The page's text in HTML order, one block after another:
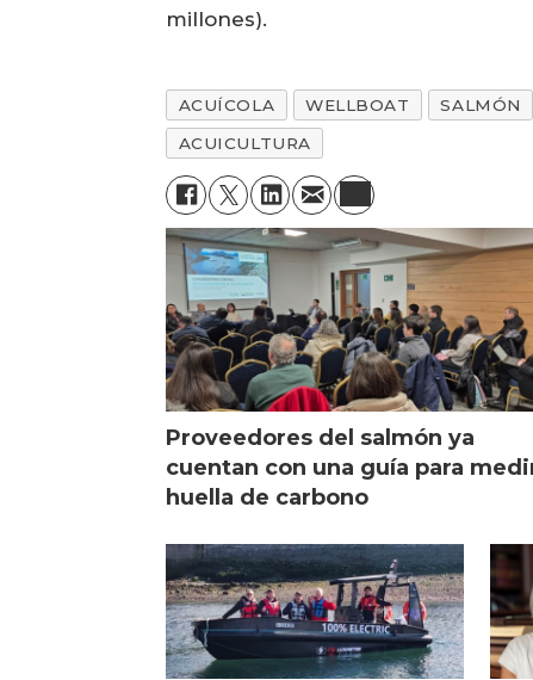
millones).
ACUÍCOLA WELLBOAT SALMÓN
ACUICULTURA
Proveedores del salmón ya
cuentan con una guía para
huella de carbono